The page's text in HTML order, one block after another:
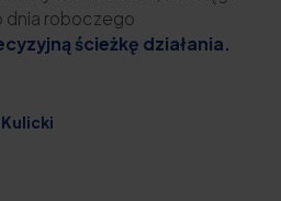
dnia roboczego
ścieżkę działania.